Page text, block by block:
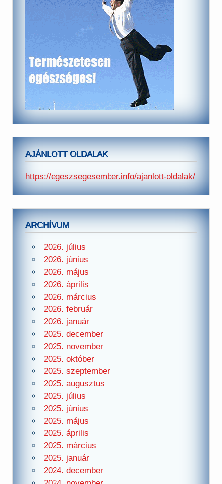
AJÁNLOTT OLDALAK
https://egeszsegesember.info/ajanlott-oldalak/
ARCHÍVUM
2026. július
2026. június
2026. május
2026. április
2026. március
2026. február
2026. január
2025. december
2025. november
2025. október
2025. szeptember
2025. augusztus
2025. július
2025. június
2025. május
2025. április
2025. március
2025. január
2024. december